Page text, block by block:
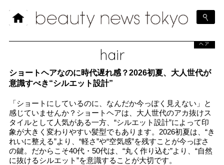
hair
ヘア
ショートヘアなのに時代遅れ感？2026初夏、大人世代が
意識すべき“シルエット設計”
「ショートにしているのに、なんだか今っぽく見えない」と
感じていませんか？ショートヘアは、大人世代のアカ抜けス
タイルとして人気がある一方、“シルエット設計”によって印
象が大きく変わりやすい髪型でもあります。2026初夏は、“き
れいに整える”より、“軽さ”や“空気感”を残すことが今っぽさ
の鍵。だからこそ40代・50代は、“丸く作り込む”より、“自然
に抜けるシルエット”を意識することが大切です。